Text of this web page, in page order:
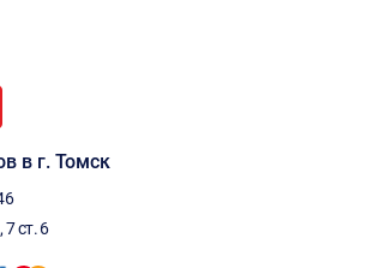
в г. Томск
ст. 6